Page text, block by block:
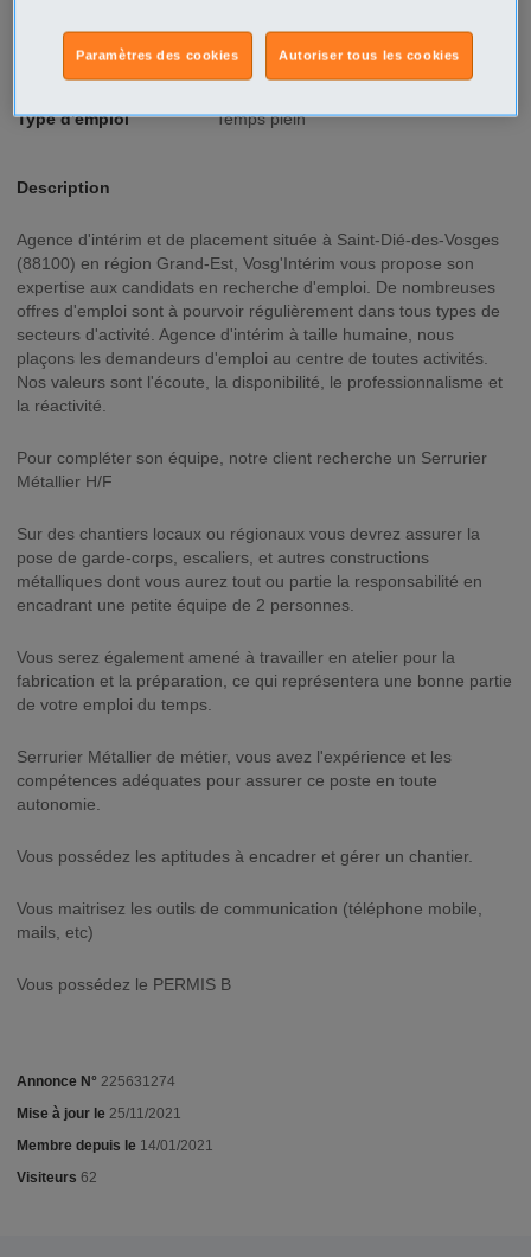
Type d'emploi Temps plein
Description
Agence d'intérim et de placement située à Saint-Dié-des-Vosges
(88100) en région Grand-Est, Vosg'Intérim vous propose son
expertise aux candidats en recherche d'emploi. De nombreuses
offres d'emploi sont à pourvoir régulièrement dans tous types de
secteurs d'activité. Agence d'intérim à taille humaine, nous
plaçons les demandeurs d'emploi au centre de toutes activités.
Nos valeurs sont l'écoute, la disponibilité, le professionnalisme et
la réactivité.
Pour compléter son équipe, notre client recherche un Serrurier
Métallier H/F
Sur des chantiers locaux ou régionaux vous devrez assurer la
pose de garde-corps, escaliers, et autres constructions
métalliques dont vous aurez tout ou partie la responsabilité en
encadrant une petite équipe de 2 personnes.
Vous serez également amené à travailler en atelier pour la
fabrication et la préparation, ce qui représentera une bonne partie
de votre emploi du temps.
Serrurier Métallier de métier, vous avez l'expérience et les
compétences adéquates pour assurer ce poste en toute
autonomie.
Vous possédez les aptitudes à encadrer et gérer un chantier.
Vous maitrisez les outils de communication (téléphone mobile,
mails, etc)
Vous possédez le PERMIS B
Annonce N° 225631274
Mise à jour le 25/11/2021
Membre depuis le 14/01/2021
Visiteurs 62
Autoriser tous les cookies
Paramètres des cookies